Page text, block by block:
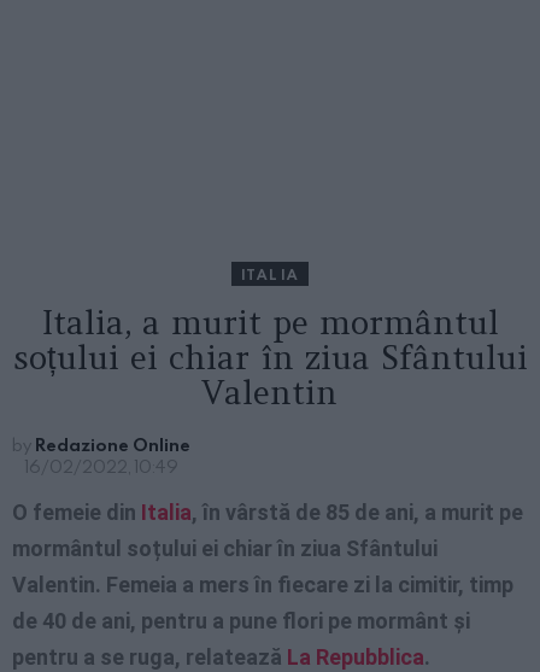
ITALIA
Italia, a murit pe mormântul
soțului ei chiar în ziua Sfântului
Valentin
by Redazione Online
16/02/2022, 10:49
O femeie din Italia, în vârstă de 85 de ani, a murit pe
mormântul soțului ei chiar în ziua Sfântului
Valentin. Femeia a mers în fiecare zi la cimitir, timp
de 40 de ani, pentru a pune flori pe mormânt și
pentru a se ruga, relatează La Repubblica.